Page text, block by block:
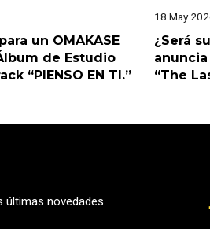
un OMAKASE
de Estudio
“PIENSO EN TI.”
18 May
¿Será
“The
últimas novedades